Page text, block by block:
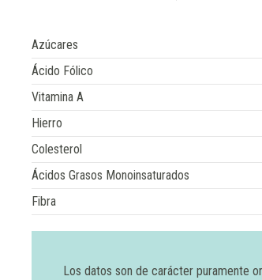
Azúcares
Ácido Fólico
Vitamina A
Hierro
Colesterol
Ácidos Grasos Monoinsaturados
Fibra
Los datos son de carácter puramente